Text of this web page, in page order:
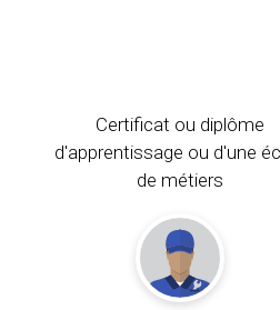
Certificat ou diplôme
d'apprentissage ou d'une
de métiers